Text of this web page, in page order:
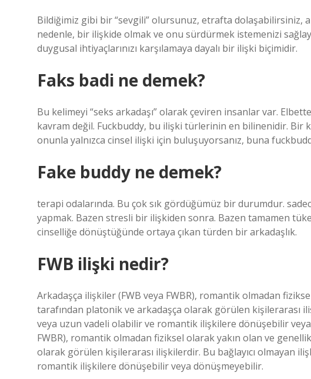
Bildiğimiz gibi bir “sevgili” olursunuz, etrafta dolaşabilirsiniz,
nedenle, bir ilişkide olmak ve onu sürdürmek istemenizi
duygusal ihtiyaçlarınızı karşılamaya dayalı bir ilişki biçimidir.
Faks badi ne demek?
Bu kelimeyi “seks arkadaşı” olarak çeviren insanlar var.
kavram değil. Fuckbuddy, bu ilişki türlerinin en bilinenidir. Bir
onunla yalnızca cinsel ilişki için buluşuyorsanız, buna
Fake buddy ne demek?
terapi odalarında. Bu çok sık gördüğümüz bir durumdur.
yapmak. Bazen stresli bir ilişkiden sonra. Bazen tamamen
cinselliğe dönüştüğünde ortaya çıkan türden bir arkadaşlık.
FWB ilişki nedir?
Arkadaşça ilişkiler (FWB veya FWBR), romantik olmadan
tarafından platonik ve arkadaşça olarak görülen kişilerarası
veya uzun vadeli olabilir ve romantik ilişkilere dönüşebilir
FWBR), romantik olmadan fiziksel olarak yakın olan ve
olarak görülen kişilerarası ilişkilerdir. Bu bağlayıcı olmayan
romantik ilişkilere dönüşebilir veya dönüşmeyebilir.